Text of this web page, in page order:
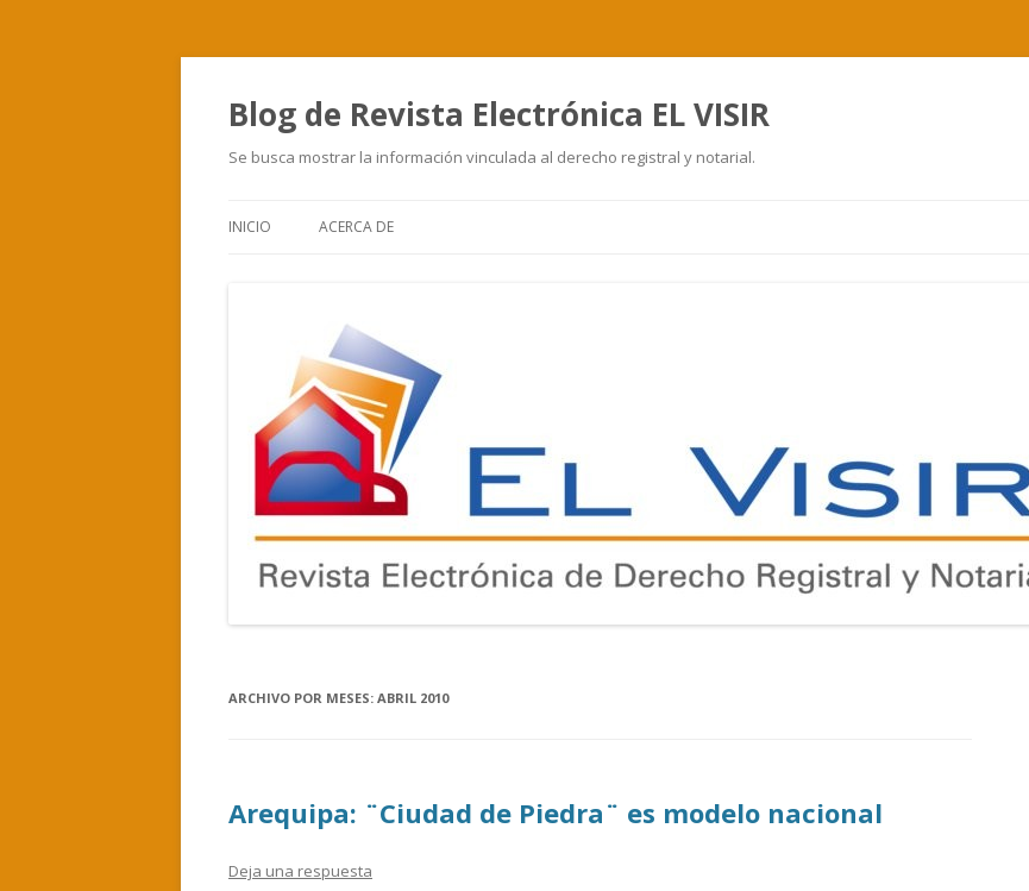
Blog de Revista Electrónica EL VISIR
Se busca mostrar la información vinculada al derecho registral y notarial.
INICIO ACERCA DE
ARCHIVO POR MESES: ABRIL 2010
Arequipa: ¨Ciudad de Piedra¨ es modelo nacional
Deja una respuesta